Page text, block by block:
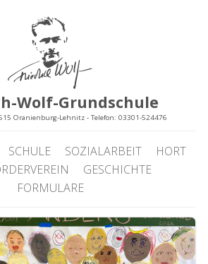
Wolf-Grundschule
Oranienburg-Lehnitz - Telefon: 03301-524476
SCHULE SOZIALARBEIT
HORT
GESCHICHTE
FORMULARE